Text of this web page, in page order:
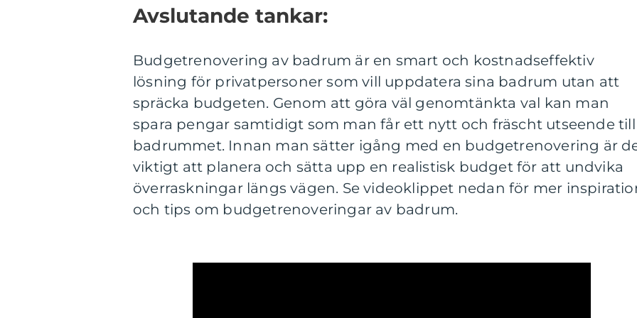
Avslutande tankar:
Budgetrenovering av badrum är en smart och kostnadseffektiv
lösning för privatpersoner som vill uppdatera sina badrum utan att
spräcka budgeten. Genom att göra väl genomtänkta val kan man
spara pengar samtidigt som man får ett nytt och fräscht utseende till
badrummet. Innan man sätter igång med en budgetrenovering är
viktigt att planera och sätta upp en realistisk budget för att undvika
överraskningar längs vägen. Se videoklippet nedan för mer
och tips om budgetrenoveringar av badrum.